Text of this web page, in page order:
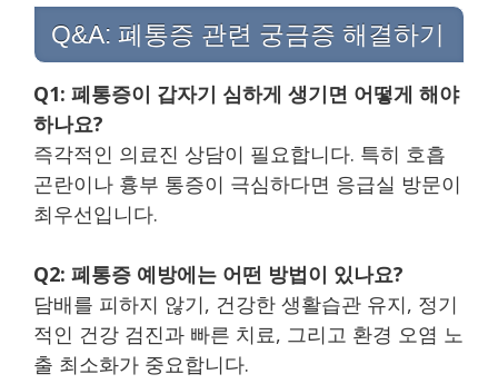
Q&A: 폐통증 관련 궁금증 해결하기
Q1: 폐통증이 갑자기 심하게 생기면 어떻게 해야
하나요?
즉각적인 의료진 상담이 필요합니다. 특히 호흡
곤란이나 흉부 통증이 극심하다면 응급실 방문이
최우선입니다.
Q2: 폐통증 예방에는 어떤 방법이 있나요?
담배를 피하지 않기, 건강한 생활습관 유지, 정기
적인 건강 검진과 빠른 치료, 그리고 환경 오염 노
출 최소화가 중요합니다.